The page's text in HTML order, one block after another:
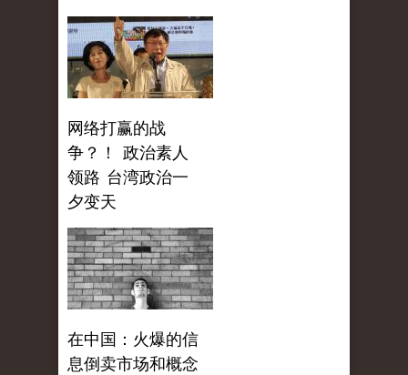
网络打赢的战
争？！ 政治素人
领路 台湾政治一
夕变天
在中国：火爆的信
息倒卖市场和概念